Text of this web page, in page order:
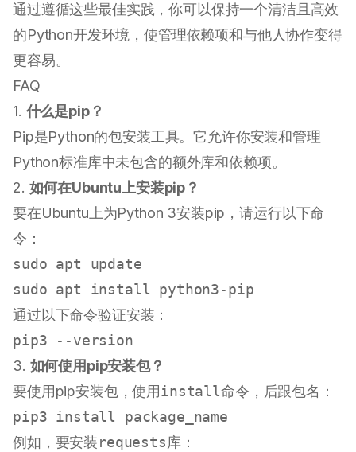
通过遵循这些最佳实践，你可以保持一个清洁且高效
的Python开发环境，使管理依赖项和与他人协作变得
更容易。
FAQ
1. 什么是pip？
Pip是Python的包安装工具。它允许你安装和管理
Python标准库中未包含的额外库和依赖项。
2. 如何在Ubuntu上安装pip？
要在Ubuntu上为Python 3安装pip，请运行以下命
令：
sudo
sudo
通过以下命令验证安装：
3. 如何使用pip安装包？
要使用pip安装包，使用install命令，后跟包名：
例如，要安装requests库：